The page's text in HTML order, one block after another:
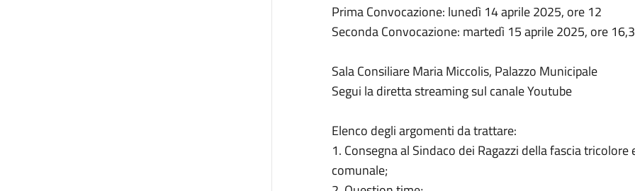
Prima Convocazione: lunedì 14 aprile 2025, ore 12
Seconda Convocazione: martedì 15 aprile 2025, ore
Sala Consiliare Maria Miccolis, Palazzo Municipale
Segui la diretta streaming sul canale Youtube
Elenco degli argomenti da trattare:
1. Consegna al Sindaco dei Ragazzi della fascia
comunale;